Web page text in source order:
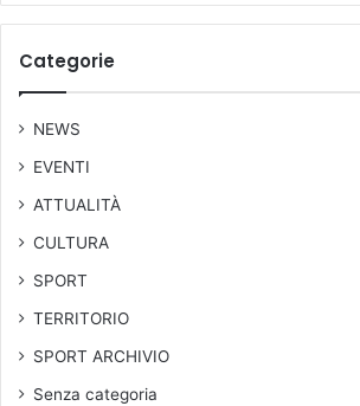
Categorie
NEWS
EVENTI
ATTUALITÀ
CULTURA
SPORT
TERRITORIO
SPORT ARCHIVIO
Senza categoria